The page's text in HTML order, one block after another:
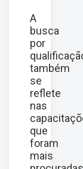
A
busca
por
também
se
reflete
nas
que
foram
mais